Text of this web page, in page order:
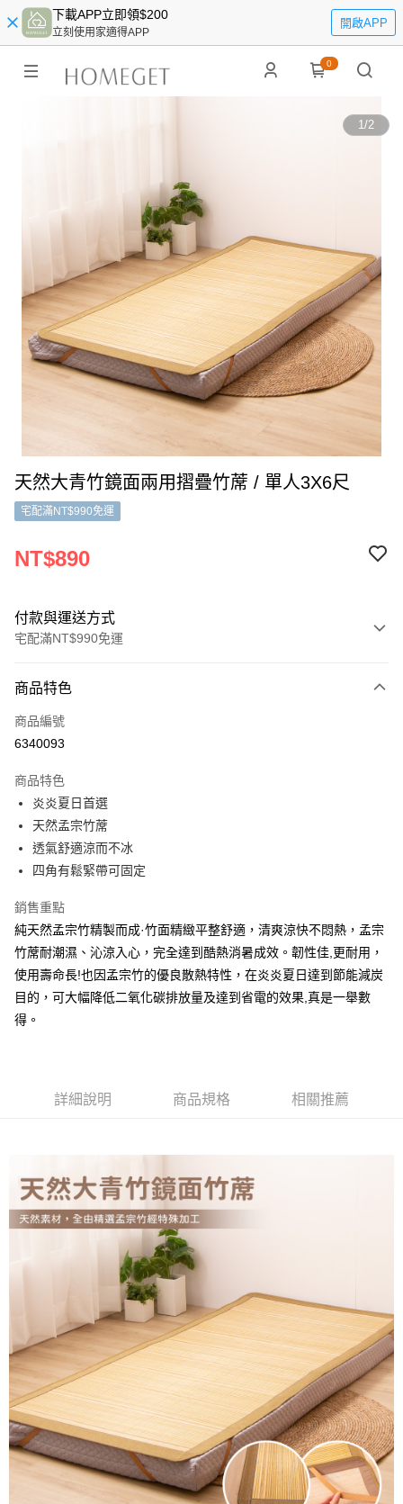
下載APP立即領$200
立刻使用家適得APP
開啟APP
0
1/2
天然大青竹鏡面兩用摺疊竹蓆 / 單人3X6尺
宅配滿NT$990免運
NT$890
付款與運送方式
宅配滿NT$990免運
信用卡一次付款
信用卡分期付款
合作金庫商業銀行
華南商業銀行
上海商業儲蓄銀行
國泰世華商業銀行
臺灣中小企業銀行
聯邦商業銀行
元大商業銀行
永豐商業銀行
台新國際商業銀行
中國信託商業銀行
台灣樂天信用卡公司
LINE Pay
Apple Pay
街口支付
Google Pay
全盈+PAY
大哥付你分期
相關說明
成交易。
【繳款方式說明】
1.分期款項不併入電信帳單，「大哥付你分期」於每月結算日後寄送繳費提
醒簡訊。
2.透過簡訊連結打開帳單後，可選擇「超商條碼／台灣大直營門市／銀行轉
帳／街口支付／iPASS MONEY」等通路繳費。
1.本服務係由「台灣大哥大股份有限公司」（以下簡稱本公司）所提供，讓
用戶於交易時，得透過本服務購買商品或服務，並由商店將買賣／分期付款
買賣價金債權讓與本公司後，依約使用本公司帳單繳交帳款。
2.基於同意付款使用「大哥付你分期」之契約關係目的，商店將以您的個人
資料（包含姓名、電話或地址）提供予台灣大哥大進項蒐集、處理及利用，
由本公司與您本人進行分期帳單所需資料之確認、核對及更正。
3.完整用戶服務條款，請詳閱以下連結：https://oppay.tw/userRule
【關於「AFTEE先享後付」】
AFTEE先享後付是「在收到商品之後才付款」的支付方式。 讓您購物簡單
２．便利：只要手機號碼，簡訊認證，即可結帳。
３．安心：先確認商品／服務後，再付款。
【「AFTEE先享後付」結帳流程】
１．於結帳方式選擇「AFTEE先享後付」後，將跳轉至「AFTEE先享後付」
結帳頁面，進行簡訊認證並確認金額後，即可完成結帳。
２．訂單成立數日內，您將收到繳費通知簡訊。
３．收到繳費通知簡訊後14天內，點擊此簡訊中的連結，可透過四大超商／
ATM／網路銀行／等多元方式進行付款，方視為交易完成。
※ 請注意：結帳手續完成當下不需立刻繳費，但若您需要取消訂單，請聯絡
購買商品的店家。未經商家同意取消之訂單仍視為有效，需透過AFTEE先享
後付繳納相關費用。
※ 交易是否成功請以「AFTEE先享後付 」之結帳頁面顯示為準，若有關於
是否繳費成功／繳費後需取消欲退款等相關疑問，請聯繫「AFTEE先享後付
客戶支援中心」 https://netprotections.freshdesk.com/support/home
【注意事項】
１．透過由恩沛科技股份有限公司提供之「AFTEE先享後付」服務完成之交
易，需依本服務之必要範圍內提供個人資料，並將交易相關給付款項請求債
權轉讓予恩沛科技股份有限公司。
２．關於個人資料處理事宜，請瀏覽以下網址：
https://aftee.tw/terms/#terms3
ATM付款
大型超重物流運送
每筆NT$150，滿NT$990(含以上)免運費
商品特色
商品編號
6340093
商品特色
炎炎夏日首選
天然孟宗竹蓆
透氣舒適涼而不冰
四角有鬆緊帶可固定
銷售重點
純天然孟宗竹精製而成·竹面精緻平整舒適，清爽涼快不悶熱，孟宗
竹蓆耐潮濕、沁涼入心，完全達到酷熱消暑成效。韌性佳,更耐用，
使用壽命長!也因孟宗竹的優良散熱特性，在炎炎夏日達到節能減炭
目的，可大幅降低二氧化碳排放量及達到省電的效果,真是一舉數
得。
詳細說明 商品規格 相關推薦